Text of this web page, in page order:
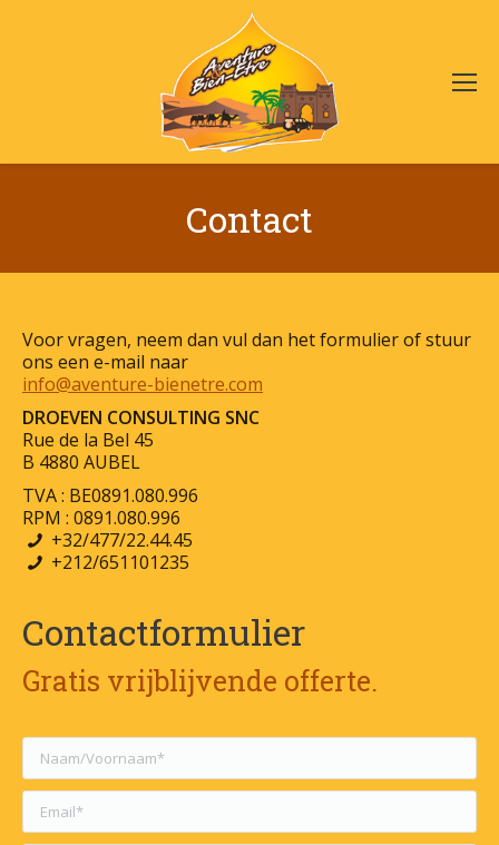
Contact
Voor vragen, neem dan vul dan het formulier of stuur
ons een e-mail naar
info@aventure-bienetre.com
DROEVEN CONSULTING SNC
Rue de la Bel 45
B 4880 AUBEL
TVA : BE0891.080.996
RPM : 0891.080.996
+32/477/22.44.45
+212/651101235
Contactformulier
Gratis vrijblijvende offerte.